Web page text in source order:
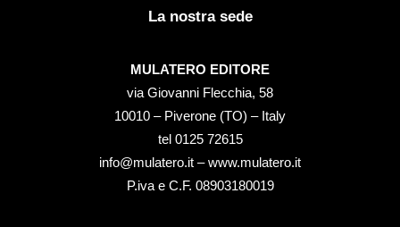
La nostra sede
MULATERO EDITORE
via Giovanni Flecchia, 58
10010 – Piverone (TO) – Italy
tel ‭0125 72615‬
info@mulatero.it –www.mulatero.it
P.iva e C.F. 08903180019